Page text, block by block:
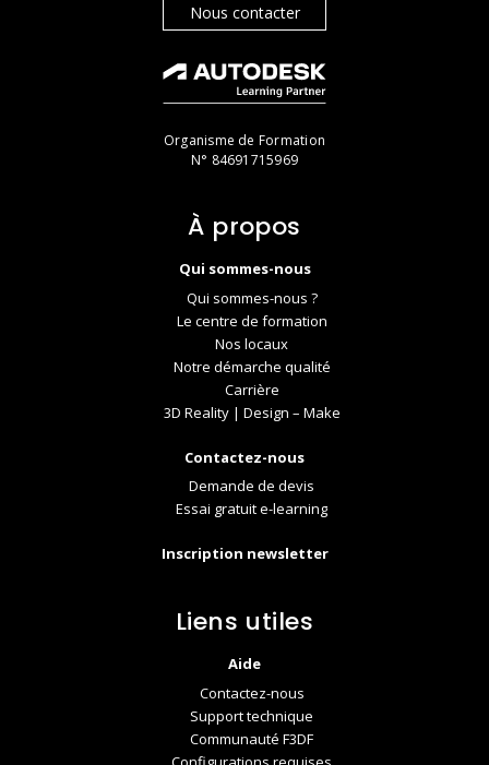
Nous contacter
Organisme de Formation
N° 84691715969
À propos
Qui sommes-nous
Qui sommes-nous ?
Le centre de formation
Nos locaux
Notre démarche qualité
Carrière
3D Reality | Design – Make
Contactez-nous
Demande de devis
Essai gratuit e-learning
Inscription newsletter
Liens utiles
Aide
Contactez-nous
Support technique
Communauté F3DF